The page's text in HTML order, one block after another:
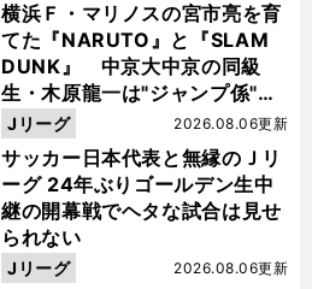
横浜Ｆ・マリノスの宮市亮を育
てた『NARUTO』と『SLAM
DUNK』 中京大中京の同級
生・木原龍一は"ジャンプ係"だ
った
サッカー日本代表と無縁のＪリ
ーグ 24年ぶりゴールデン生中
継の開幕戦でヘタな試合は見せ
られない
2026.08.06更新
Jリーグ
2026.08.06更新
Jリーグ